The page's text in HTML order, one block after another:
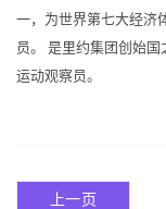
一，为世界第七大经济
员。 是里约集团创始
运动观察员。
上一页